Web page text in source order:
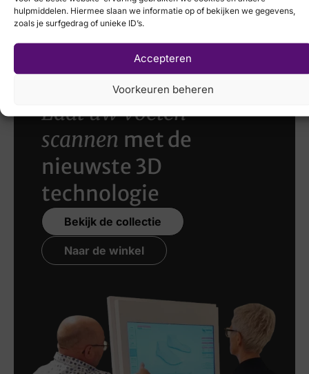
hulpmiddelen. Hiermee slaan we informatie op of bekijken we gegevens,
zoals je surfgedrag of unieke ID’s.
Accepteren
Voorkeuren beheren
Laat uw voeten
scannen met de
nieuwste 3D
technologie
Bekijk de collectie
Naar de winkel